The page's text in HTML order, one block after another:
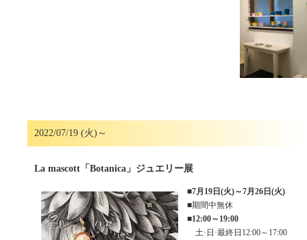
2022/07/19 (火)～
La mascott「Botanica」ジュエリー展
■7月19日(火)～7月26日(火)
■期間中無休
■12:00～19:00
土·日·最終日12:00～17:00